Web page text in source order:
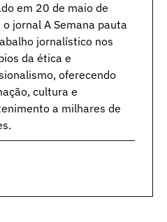
em 20 de maio de
jornal A Semana pauta
jornalístico nos
da ética e
oferecendo
cultura e
a milhares de